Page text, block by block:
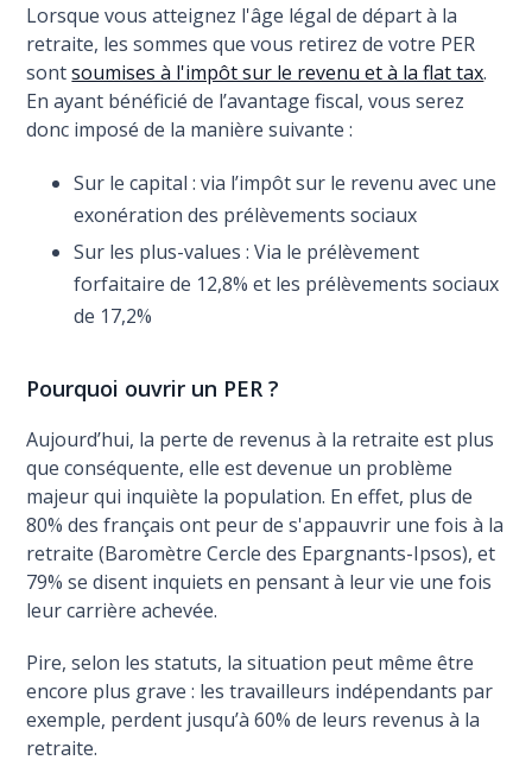
Lorsque vous atteignez l'âge légal de départ à la
retraite, les sommes que vous retirez de votre PER
sontsoumises à l'impôt sur le revenu et à la flat tax.
En ayant bénéficié de l’avantage fiscal, vous serez
donc imposé de la manière suivante :
Sur le capital : via l’impôt sur le revenu avec une
exonération des prélèvements sociaux
Sur les plus-values : Via le prélèvement
forfaitaire de 12,8% et les prélèvements sociaux
de 17,2%
Pourquoi ouvrir un PER ?
Aujourd’hui, la perte de revenus à la retraite est plus
que conséquente, elle est devenue un problème
majeur qui inquiète la population. En effet, plus de
80% des français ont peur de s'appauvrir une fois à la
retraite (Baromètre Cercle des Epargnants-Ipsos), et
79% se disent inquiets en pensant à leur vie une fois
leur carrière achevée.
Pire, selon les statuts, la situation peut même être
encore plus grave : les travailleurs indépendants par
exemple, perdent jusqu’à 60% de leurs revenus à la
retraite.